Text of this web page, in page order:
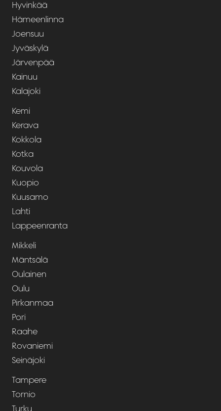
Hyvinkää
Hämeenlinna
Joensuu
Jyväskylä
Järvenpää
Kainuu
Kalajoki
Kemi
Kerava
Kokkola
Kotka
Kouvola
Kuopio
Kuusamo
Lahti
Lappeenranta
Mikkeli
Mäntsälä
Oulainen
Oulu
Pirkanmaa
Pori
Raahe
Rovaniemi
Seinäjoki
Tampere
Tornio
Turku